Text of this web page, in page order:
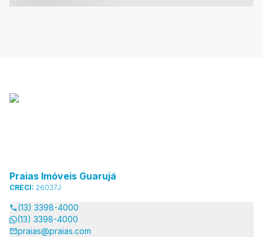
Praias Imóveis Guarujá
CRECI: 26037J
(13) 3398-4000
(13) 3398-4000
praias@praias.com